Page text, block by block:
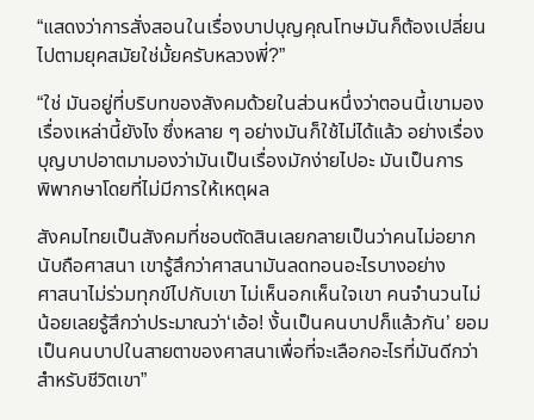
“แสดงว่าการสั่งสอนในเรื่องบาปบุญคุณโทษมันก็ต้องเปลี่ยน
ไปตามยุคสมัยใช่มั้ยครับหลวงพี่?”
“ใช่ มันอยู่ที่บริบทของสังคมด้วยในส่วนหนึ่งว่าตอนนี้เขามอง
เรื่องเหล่านี้ยังไง ซึ่งหลาย ๆ อย่างมันก็ใช้ไม่ได้แล้ว อย่างเรื่อง
บุญบาปอาตมามองว่ามันเป็นเรื่องมักง่ายไปอะ มันเป็นการ
พิพากษาโดยที่ไม่มีการให้เหตุผล
สังคมไทยเป็นสังคมที่ชอบตัดสินเลยกลายเป็นว่าคนไม่อยาก
นับถือศาสนา เขารู้สึกว่าศาสนามันลดทอนอะไรบางอย่าง
ศาสนาไม่ร่วมทุกข์ไปกับเขา ไม่เห็นอกเห็นใจเขา คนจำนวนไม่
น้อยเลยรู้สึกว่าประมาณว่า‘เอ้อ! งั้นเป็นคนบาปก็แล้วกัน’ ยอม
เป็นคนบาปในสายตาของศาสนาเพื่อที่จะเลือกอะไรที่มันดีกว่า
สำหรับชีวิตเขา”